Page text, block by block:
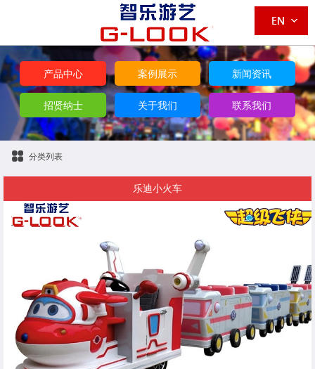
产品中心 案例展示 新闻资讯
招贤纳士 关于我们 联系我们
分类列表
乐迪小火车